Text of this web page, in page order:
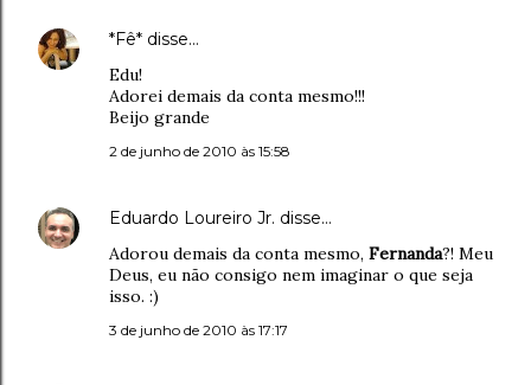
*Fê* disse…
Edu!
Adorei demais da conta mesmo!!!
Beijo grande
2 de junho de 2010 às 15:58
Eduardo Loureiro Jr. disse…
Adorou demais da conta mesmo, Fernanda?! Meu
Deus, eu não consigo nem imaginar o que seja
isso. :)
3 de junho de 2010 às 17:17